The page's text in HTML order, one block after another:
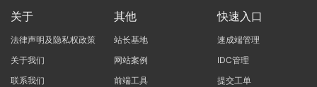
关于
法律声明及隐私权政策
关于我们
联系我们
其他
站长基地
网站案例
前端工具
快速入口
速成端管理
IDC管理
提交工单